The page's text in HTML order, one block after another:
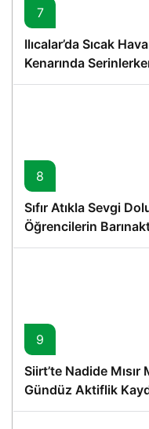
7
Ilıcalar’da Sıcak
Kenarında
8
Sıfır Atıkla Sevgi
Öğrencilerin
Proje
9
Siirt’te Nadide
Gündüz Aktiflik